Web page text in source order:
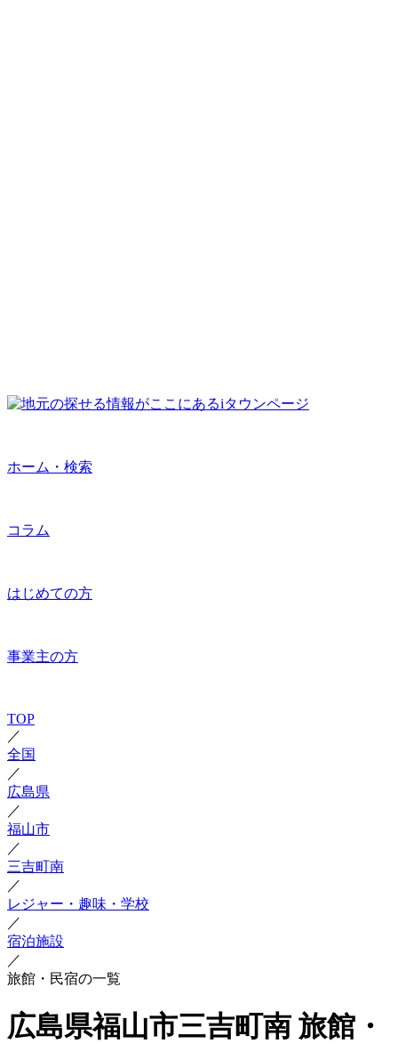
ホーム・検索
コラム
はじめての方
事業主の方
TOP
／
全国
／
広島県
／
福山市
／
三吉町南
／
レジャー・趣味・学校
／
宿泊施設
／
旅館・民宿の一覧
広島県福山市三吉町南 旅館・